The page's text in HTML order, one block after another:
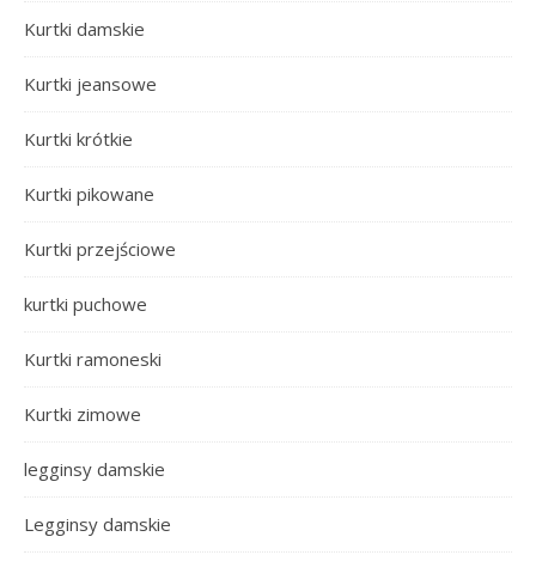
Kurtki damskie
Kurtki jeansowe
Kurtki krótkie
Kurtki pikowane
Kurtki przejściowe
kurtki puchowe
Kurtki ramoneski
Kurtki zimowe
legginsy damskie
Legginsy damskie